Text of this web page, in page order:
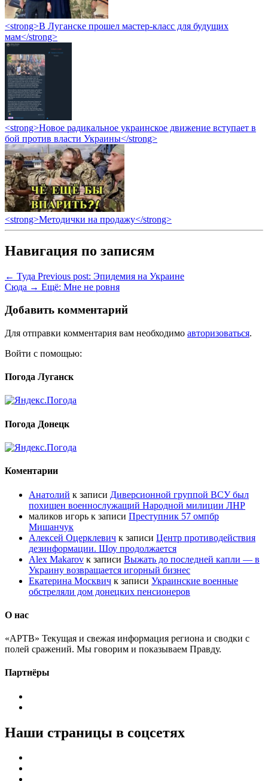
<strong>В Луганске прошел мастер-класс для будущих
мам</strong>
<strong>Новое радикальное украинское движение вступает в
бой против власти Украины</strong>
<strong>Методички на продажу</strong>
Навигация по записям
← Туда Previous post: Эпидемия на Украине
Сюда → Ещё: Мне не ровня
Добавить комментарий
Для отправки комментария вам необходимо авторизоваться.
Войти с помощью:
Погода Луганск
Погода Донецк
Коментарии
Анатолий к записи Диверсионной группой ВСУ был
похищен военнослужащий Народной милиции ЛНР
маликов игорь к записи Преступник 57 омпбр
Мишанчук
Алексей Оцерклевич к записи Центр противодействия
дезинформации. Шоу продолжается
Alex Makarov к записи Выжать до последней капли — в
Украину возвращается игорный бизнес
Екатерина Москвич к записи Украинские военные
обстреляли дом донецких пенсионеров
О нас
«АРТВ» Текущая и свежая информация региона и сводки с
полей сражений. Мы говорим и показываем Правду.
Партнёры
Наши страницы в соцсетях